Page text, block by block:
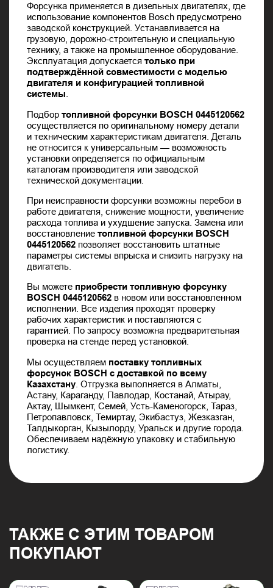
Форсунка применяется в дизельных двигателях, где
использование компонентов Bosch предусмотрено
заводской конструкцией. Устанавливается на
грузовую, дорожно-строительную и специальную
технику, а также на промышленное оборудование.
Эксплуатация допускаетсятолько при
подтверждённой совместимости с моделью
двигателя и конфигурацией топливной
системы
Подбортопливной форсунки BOSCH 0445120562
осуществляется по оригинальному номеру детали
и техническим характеристикам двигателя. Деталь
не относится к универсальным — возможность
установки определяется по официальным
каталогам производителя или заводской
технической документации.
При неисправности форсунки возможны перебои в
работе двигателя, снижение мощности, увеличение
расхода топлива и ухудшение запуска. Замена или
восстановлениетопливной форсунки BOSCH
0445120562 позволяет восстановить штатные
параметры системы впрыска и снизить нагрузку на
двигатель.
Вы можете приобрести топливную форсунку
BOSCH 0445120562 в новом или восстановленном
исполнении. Все изделия проходят проверку
рабочих характеристик и поставляются с
гарантией. По запросу возможна предварительная
проверка на стенде перед установкой.
Мы осуществляем поставку топливных
форсунок BOSCH с доставкой по всему
Казахстану . Отгрузка выполняется в Алматы,
Астану, Караганду, Павлодар, Костанай, Атырау,
Актау, Шымкент, Семей, Усть-Каменогорск, Тараз,
Петропавловск, Темиртау, Экибастуз, Жезказган,
Талдыкорган, Кызылорду, Уральск и другие города.
Обеспечиваем надёжную упаковку и стабильную
логистику.
ТАКЖЕ С ЭТИМ ТОВАРОМ
ПОКУПАЮТ